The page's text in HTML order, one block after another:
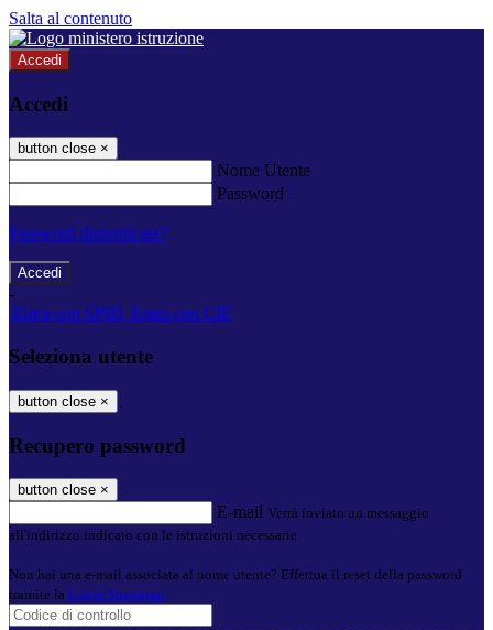
Salta al contenuto
Accedi
Accedi
button close ×
Nome Utente
Password
Password dimenticata?
-
Entra con SPID Entra con CIE
Seleziona utente
button close ×
Recupero password
button close ×
E-mail Verrà inviato un messaggio
all'indirizzo indicato con le istruzioni necessarie.
Non hai una e-mail associata al nome utente? Effettua il reset della password
tramite la Login Spaggiari